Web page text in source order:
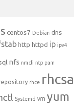
centos7 Debian dns
http httpd ip ipv4
nfs nmcli ntp pam
rhce rhcsa
Systemd vm yum